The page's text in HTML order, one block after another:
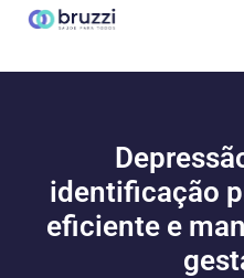
o
identificação
eficiente e